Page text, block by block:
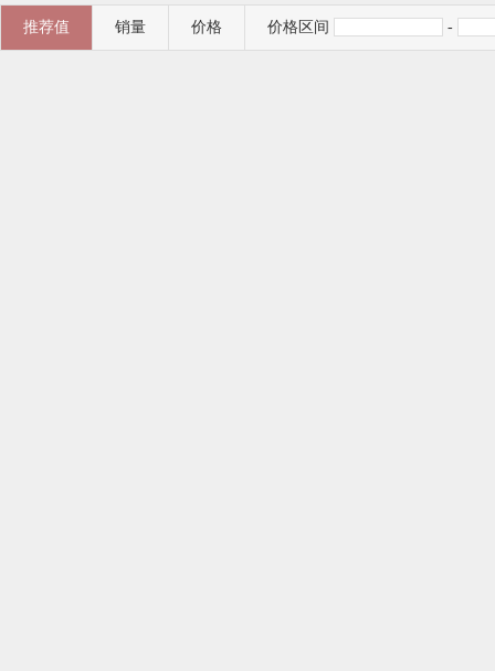
推荐值 销量 价格 价格区间 -